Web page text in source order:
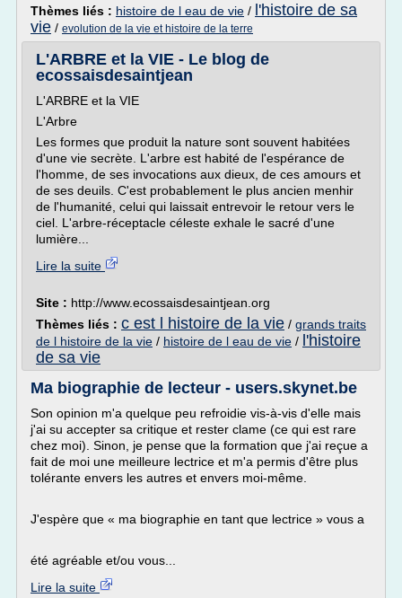
Thèmes liés : histoire de l eau de vie / l'histoire de sa
vie / evolution de la vie et histoire de la terre
L'ARBRE et la VIE - Le blog de
ecossaisdesaintjean
L'ARBRE et la VIE
L'Arbre
Les formes que produit la nature sont souvent habitées
d'une vie secrète. L'arbre est habité de l'espérance de
l'homme, de ses invocations aux dieux, de ces amours et
de ses deuils. C'est probablement le plus ancien menhir
de l'humanité, celui qui laissait entrevoir le retour vers le
ciel. L'arbre-réceptacle céleste exhale le sacré d'une
lumière...
Lire la suite
Site : http://www.ecossaisdesaintjean.org
Thèmes liés : c est l histoire de la vie / grands traits
de l histoire de la vie / histoire de l eau de vie / l'histoire
de sa vie
Ma biographie de lecteur - users.skynet.be
Son opinion m'a quelque peu refroidie vis-à-vis d'elle mais
j'ai su accepter sa critique et rester clame (ce qui est rare
chez moi). Sinon, je pense que la formation que j'ai reçue a
fait de moi une meilleure lectrice et m'a permis d'être plus
tolérante envers les autres et envers moi-même.
J'espère que « ma biographie en tant que lectrice » vous a
été agréable et/ou vous...
Lire la suite